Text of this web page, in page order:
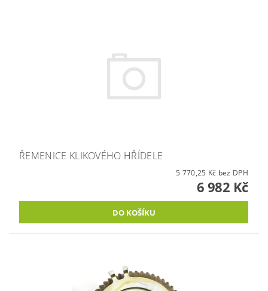
ŘEMENICE KLIKOVÉHO HŘÍDELE
5 770,25 Kč bez DPH
6 982 Kč